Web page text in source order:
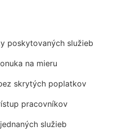
poskytovaných služieb
na mieru
skrytých poplatkov
pracovníkov
služieb